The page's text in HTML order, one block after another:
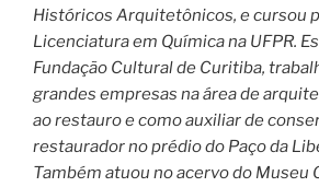
Históricos Arquitetônicos, e cursou
Licenciatura em Química na UFPR.
Fundação Cultural de Curitiba,
grandes empresas na área de
ao restauro e como auxiliar de
restaurador no prédio do Paço da
Também atuou no acervo do Museu